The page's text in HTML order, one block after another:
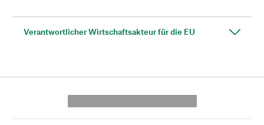
Verantwortlicher Wirtschaftsakteur für die EU